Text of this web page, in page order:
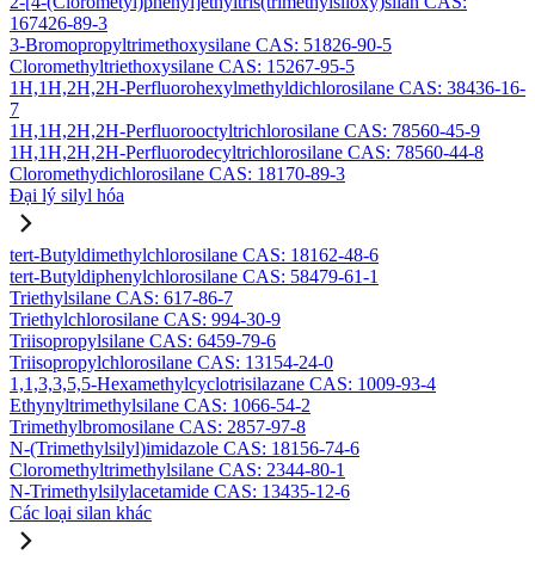
167426-89-3
3-Bromopropyltrimethoxysilane CAS: 51826-90-5
Cloromethyltriethoxysilane CAS: 15267-95-5
1H,1H,2H,2H-Perfluorohexylmethyldichlorosilane CAS: 38436-16-
7
1H,1H,2H,2H-Perfluorooctyltrichlorosilane CAS: 78560-45-9
1H,1H,2H,2H-Perfluorodecyltrichlorosilane CAS: 78560-44-8
Cloromethydichlorosilane CAS: 18170-89-3
Đại lý silyl hóa
tert-Butyldimethylchlorosilane CAS: 18162-48-6
tert-Butyldiphenylchlorosilane CAS: 58479-61-1
Triethylsilane CAS: 617-86-7
Triethylchlorosilane CAS: 994-30-9
Triisopropylsilane CAS: 6459-79-6
Triisopropylchlorosilane CAS: 13154-24-0
1,1,3,3,5,5-Hexamethylcyclotrisilazane CAS: 1009-93-4
Ethynyltrimethylsilane CAS: 1066-54-2
Trimethylbromosilane CAS: 2857-97-8
N-(Trimethylsilyl)imidazole CAS: 18156-74-6
Cloromethyltrimethylsilane CAS: 2344-80-1
N-Trimethylsilylacetamide CAS: 13435-12-6
Các loại silan khác